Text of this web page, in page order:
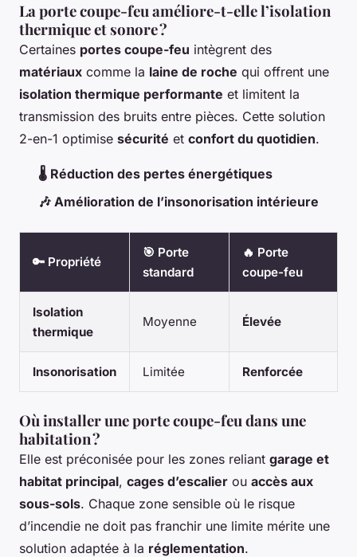
La porte coupe-feu améliore-t-elle l’isolation
thermique et sonore ?
Certaines portes coupe-feu intègrent des
matériaux comme la laine de roche qui offrent une
isolation thermique performante et limitent la
transmission des bruits entre pièces. Cette solution
2-en-1 optimise sécurité et confort du quotidien.
🌡️ Réduction des pertes énergétiques
🎶 Amélioration de l’insonorisation intérieure
🔑 Propriété
🎯 Porte
standard
🔥 Porte
coupe-feu
Isolation
thermique
Moyenne Élevée
Insonorisation Limitée Renforcée
Où installer une porte coupe-feu dans une
habitation ?
Elle est préconisée pour les zones reliant garage et
habitat principal, cages d’escalier ou accès aux
sous-sols. Chaque zone sensible où le risque
d’incendie ne doit pas franchir une limite mérite une
solution adaptée à la réglementation.